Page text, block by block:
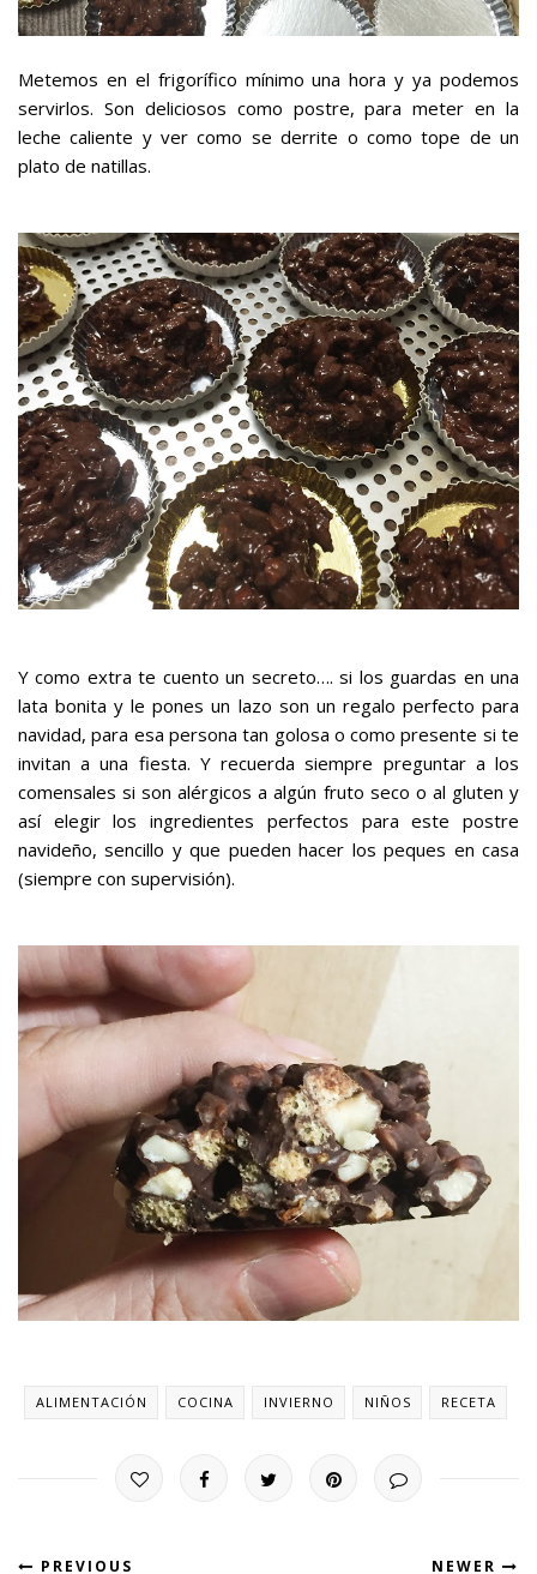
Metemos en el frigorífico mínimo una hora y ya podemos
servirlos. Son deliciosos como postre, para meter en la
leche caliente y ver como se derrite o como tope de un
plato de natillas.
Y como extra te cuento un secreto…. si los guardas en una
lata bonita y le pones un lazo son un regalo perfecto para
navidad, para esa persona tan golosa o como presente si te
invitan a una fiesta. Y recuerda siempre preguntar a los
comensales si son alérgicos a algún fruto seco o al gluten y
así elegir los ingredientes perfectos para este postre
navideño, sencillo y que pueden hacer los peques en casa
(siempre con supervisión).
ALIMENTACIÓN COCINA INVIERNO NIÑOS RECETA
PREVIOUS NEWER